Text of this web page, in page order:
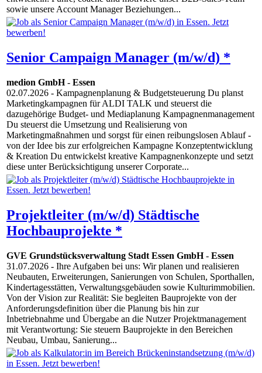
sowie unsere Account Manager Beziehungen...
Senior Campaign Manager (m/w/d) *
medion GmbH- Essen
02.07.2026 - Kampagnenplanung & Budgetsteuerung Du planst
Marketingkampagnen für ALDI TALK und steuerst die
dazugehörige Budget- und Mediaplanung Kampagnenmanagement
Du steuerst die Umsetzung und Realisierung von
Marketingmaßnahmen und sorgst für einen reibungslosen Ablauf -
von der Idee bis zur erfolgreichen Kampagne Konzeptentwicklung
& Kreation Du entwickelst kreative Kampagnenkonzepte und setzt
diese unter Berücksichtigung unserer Corporate...
Projektleiter (m/w/d) Städtische
Hochbauprojekte *
GVE Grundstücksverwaltung Stadt Essen GmbH- Essen
31.07.2026 - Ihre Aufgaben bei uns: Wir planen und realisieren
Neubauten, Erweiterungen, Sanierungen von Schulen, Sporthallen,
Kindertagesstätten, Verwaltungsgebäuden sowie Kulturimmobilien.
Von der Vision zur Realität: Sie begleiten Bauprojekte von der
Anforderungsdefinition über die Planung bis hin zur
Inbetriebnahme und Übergabe an die Nutzer Projektmanagement
mit Verantwortung: Sie steuern Bauprojekte in den Bereichen
Neubau, Umbau, Sanierung...